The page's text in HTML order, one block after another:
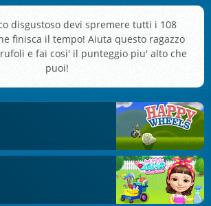
disgustoso devi spremere tutti i 108
finisca il tempo! Aiuta questo ragazzo
e fai cosi' il punteggio piu' alto che
puoi!